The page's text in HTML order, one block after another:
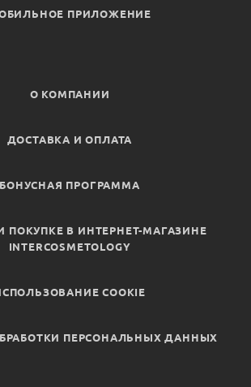
ПРИЛОЖЕНИЕ
О КОМПАНИИ
ДОСТАВКА И ОПЛАТА
БОНУСНАЯ ПРОГРАММА
ПОКУПКЕ В ИНТЕРНЕТ-МАГАЗИНЕ
INTERCOSMETOLOGY
COOKIE
ПЕРСОНАЛЬНЫХ ДАННЫХ